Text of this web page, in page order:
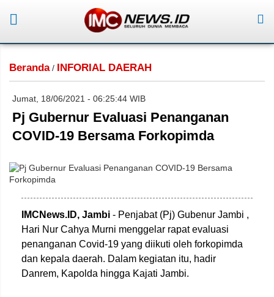
Beranda/ INFORIAL DAERAH
Jumat, 18/06/2021 - 06:25:44 WIB
Pj Gubernur Evaluasi Penanganan
COVID-19 Bersama Forkopimda
IMCNews.ID, Jambi - Penjabat (Pj) Gubenur Jambi ,
Hari Nur Cahya Murni menggelar rapat evaluasi
penanganan Covid-19 yang diikuti oleh forkopimda
dan kepala daerah. Dalam kegiatan itu, hadir
Danrem, Kapolda hingga Kajati Jambi.